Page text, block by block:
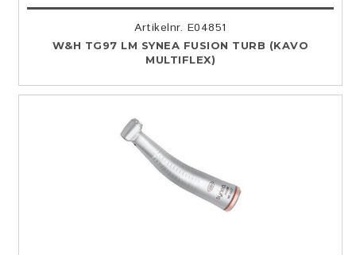
Artikelnr. E04851
W&H TG97 LM SYNEA FUSION TURB (KAVO
MULTIFLEX)